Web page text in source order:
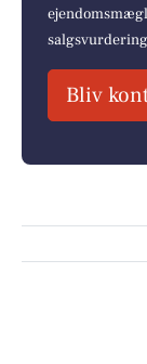
Bliv